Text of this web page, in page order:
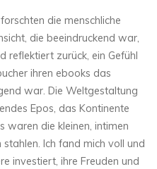
die menschliche
die beeindruckend war,
reflektiert zurück, ein Gefühl
ihren ebooks das
war. Die Weltgestaltung
Epos, das Kontinente
waren die kleinen, intimen
Ich fand mich voll und
investiert, ihre Freuden und